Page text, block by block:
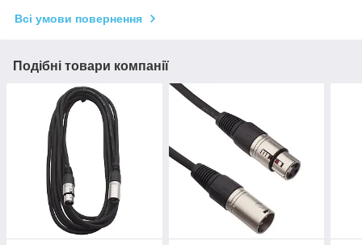
Всі умови повернення
Подібні товари компанії